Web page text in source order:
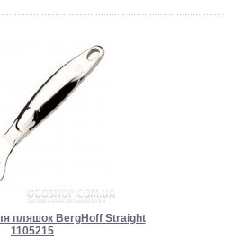
пляшок BergHoff Straight
1105215